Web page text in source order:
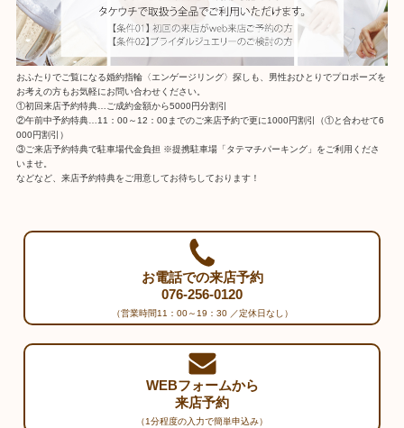
おふたりでご覧になる婚約指輪〈エンゲージリング〉探しも、男性おひとりでプロポーズを
お考えの方もお気軽にお問い合わせください。
①初回来店予約特典…ご成約金額から5000円分割引
②午前中予約特典…11：00～12：00までのご来店予約で更に1000円割引（①と合わせて6
000円割引）
③ご来店予約特典で駐車場代金負担 ※提携駐車場「タテマチパーキング」をご利用くださ
いませ。
などなど、来店予約特典をご用意してお待ちしております！
お電話での来店予約
076-256-0120
（営業時間11：00～19：30 ／定休日なし）
WEBフォームから
来店予約
（1分程度の入力で簡単申込み）